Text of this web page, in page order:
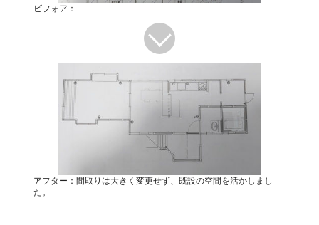
ビフォア：
アフター：間取りは大きく変更せず、既設の空間を活かしまし
た。